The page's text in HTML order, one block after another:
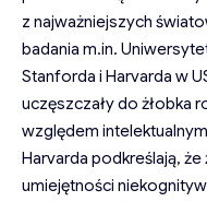
z najważniejszych
badania m.in.
Stanforda i Harvarda w
uczęszczały do żłobka
względem
Harvarda podkreślają, że
umiejętności